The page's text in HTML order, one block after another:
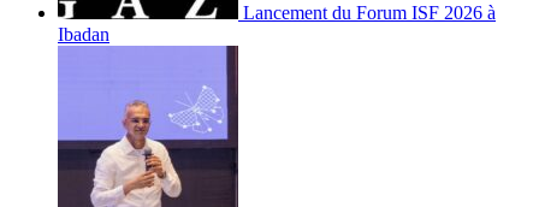
Lancement du Forum ISF 2026 à
Ibadan